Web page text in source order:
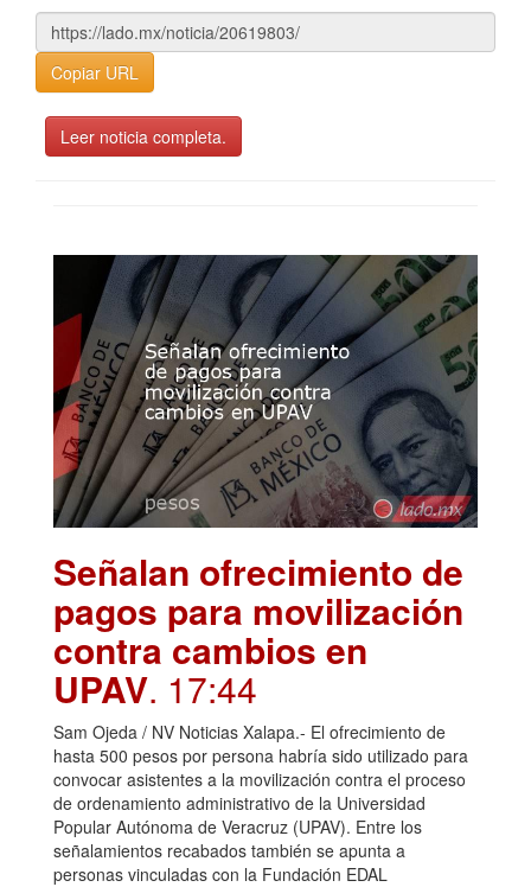
Copiar URL
Leer noticia completa.
Señalan ofrecimiento de
pagos para movilización
contra cambios en
UPAV. 17:44
Sam Ojeda / NV Noticias Xalapa.- El ofrecimiento de
hasta 500 pesos por persona habría sido utilizado para
convocar asistentes a la movilización contra el proceso
de ordenamiento administrativo de la Universidad
Popular Autónoma de Veracruz (UPAV). Entre los
señalamientos recabados también se apunta a
personas vinculadas con la Fundación EDAL